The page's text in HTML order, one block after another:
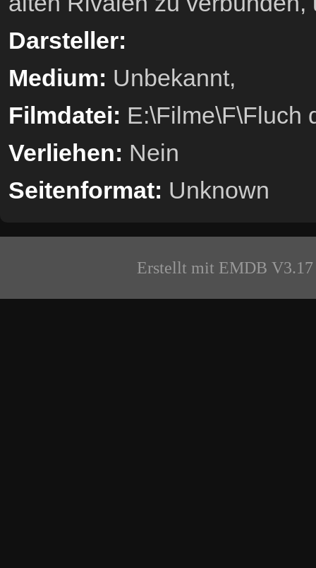
Darsteller:
Medium: Unbekannt,
Filmdatei: E:\Filme\F\Fluch
Verliehen: Nein
Seitenformat: Unknown
Erstellt mit EMDB V3.17